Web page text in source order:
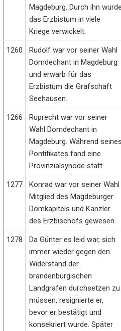
Magdeburg. Durch ihn
das Erzbistum in viele
Kriege verwickelt.
1260
Rudolf war vor seiner Wahl
Domdechant in Magdeburg
und erwarb für das
Erzbistum die Grafschaft
Seehausen.
1266
Ruprecht war vor seiner
Wahl Domdechant in
Magdeburg. Während
Pontifikates fand eine
Provinzialsynode statt.
1277
Konrad war vor seiner Wahl
Mitglied des Magdeburger
Domkapitels und Kanzler
des Erzbischofs gewesen.
1278
Da Günter es leid war, sich
immer wieder gegen den
Widerstand der
brandenburgischen
Landgrafen durchsetzen zu
müssen, resignierte er,
bevor er bestätigt und
konsekriert wurde. Später